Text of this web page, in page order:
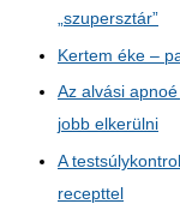
„szupersztár”
Kertem éke –
Az alvási
jobb elkerülni
A
recepttel